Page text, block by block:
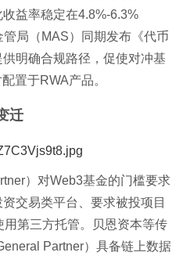
益率稳定在4.8%-6.3%
管局（MAS）同期发布《代币
明确合规路径，促使对冲基
置于RWA产品。
迁
）对Web3基金的门槛要求
交易类平台、要求被投项目
第三方托管。贝恩资本等传
Partner）具备链上数据